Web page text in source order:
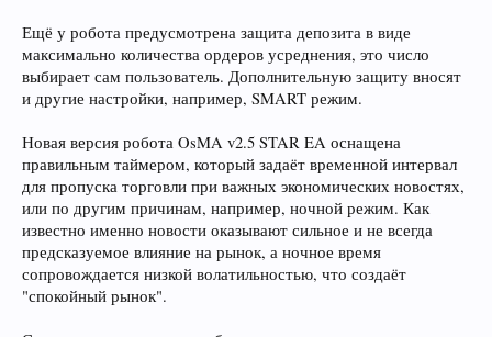
Ещё у робота предусмотрена защита депозита в виде
максимально количества ордеров усреднения, это число
выбирает сам пользователь. Дополнительную защиту вносят
и другие настройки, например, SMART режим.
Новая версия робота OsMA v2.5 STAR EA оснащена
правильным таймером, который задаёт временной интервал
для пропуска торговли при важных экономических новостях,
или по другим причинам, например, ночной режим. Как
известно именно новости оказывают сильное и не всегда
предсказуемое влияние на рынок, а ночное время
сопровождается низкой волатильностью, что создаёт
"спокойный рынок".